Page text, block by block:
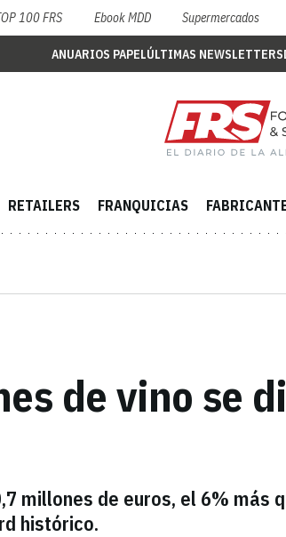
100 FRS Ebook MDD Supermercados
ANUARIOS PAPELÚLTIMAS NEWSLETTERS
RETAILERS FRANQUICIAS
de vino se
millones de euros, el 6% más
histórico.